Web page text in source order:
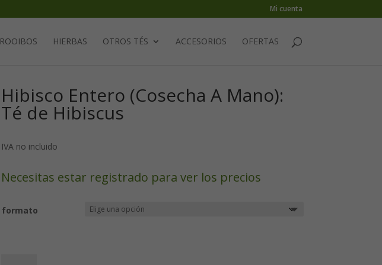
Mi cuenta
ROOIBOS HIERBAS OTROS TÉS ACCESORIOS OFERTAS
Hibisco Entero (Cosecha A Mano):
Té de Hibiscus
IVA no incluido
Necesitas estar registrado para ver los precios
formato